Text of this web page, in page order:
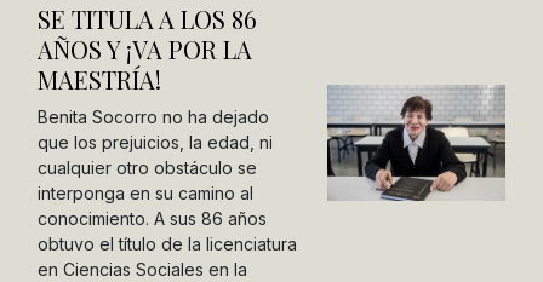
SE TITULA A LOS 86
AÑOS Y ¡VA POR LA
MAESTRÍA!
Benita Socorro no ha dejado
que los prejuicios, la edad, ni
cualquier otro obstáculo se
interponga en su camino al
conocimiento. A sus 86 años
obtuvo el título de la licenciatura
en Ciencias Sociales en la